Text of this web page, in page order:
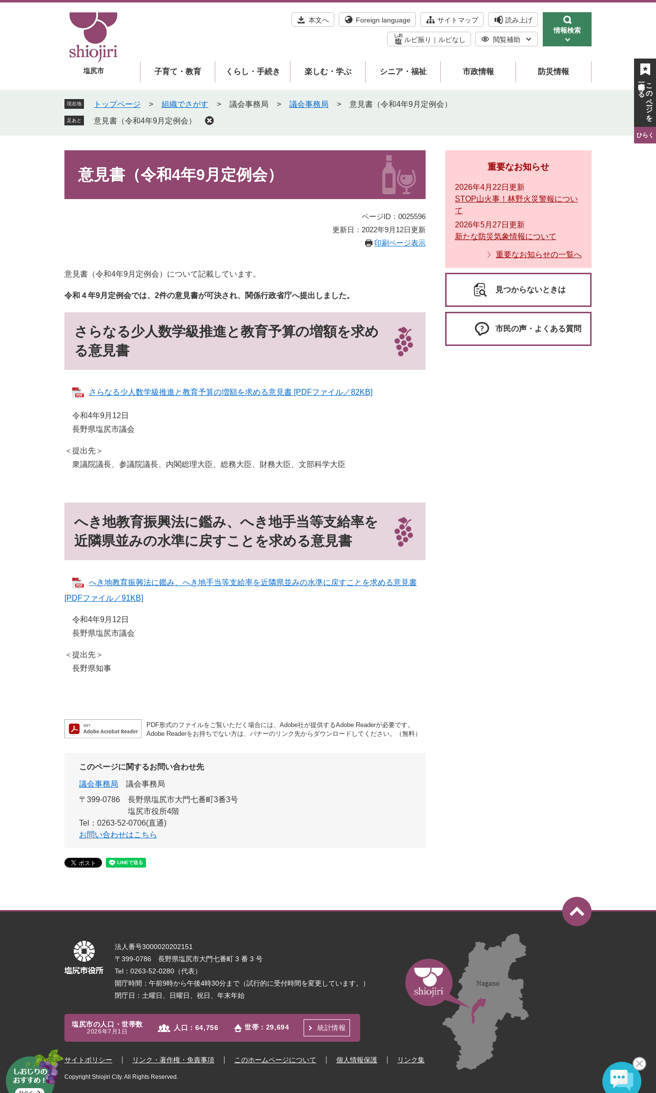
塩尻市
本文へ Foreign language サイトマップ 読み上げ
ルビ振り ルビなし 閲覧補助
情報検索
子育て・教育 くらし・手続き 楽しむ・学ぶ シニア・福祉 市政情報 防災情報
現在地 トップページ > 組織でさがす > 議会事務局 > 議会事務局 > 意見書（令和4年9月定例会）
足あと 意見書（令和4年9月定例会）
意見書（令和4年9月定例会）
ページID：0025596
更新日：2022年9月12日更新
印刷ページ表示
意見書（令和4年9月定例会）について記載しています。
令和４年9月定例会では、2件の意見書が可決され、関係行政省庁へ提出しました。
さらなる少人数学級推進と教育予算の増額を求め
る意見書
さらなる少人数学級推進と教育予算の増額を求める意見書 [PDFファイル／82KB]
令和4年9月12日
長野県塩尻市議会
＜提出先＞
衆議院議長、参議院議長、内閣総理大臣、総務大臣、財務大臣、文部科学大臣
へき地教育振興法に鑑み、へき地手当等支給率を
近隣県並みの水準に戻すことを求める意見書
へき地教育振興法に鑑み、へき地手当等支給率を近隣県並みの水準に戻すことを求める意見書
[PDFファイル／91KB]
令和4年9月12日
長野県塩尻市議会
＜提出先＞
長野県知事
PDF形式のファイルをご覧いただく場合には、Adobe社が提供するAdobe Readerが必要です。
Adobe Readerをお持ちでない方は、バナーのリンク先からダウンロードしてください。（無料）
このページに関するお問い合わせ先
議会事務局
議会事務局
〒399-0786
長野県塩尻市大門七番町3番3号
塩尻市役所4階
Tel：0263-52-0706(直通)
お問い合わせはこちら
重要なお知らせ
2026年4月22日更新
STOP山火事！林野火災警報につい
て
2026年5月27日更新
新たな防災気象情報について
重要なお知らせの一覧へ
見つからないときは
市民の声・よくある質問
法人番号3000020202151
〒399-0786 長野県塩尻市大門七番町 3 番 3 号
Tel：0263-52-0280（代表）
開庁時間：午前9時から午後4時30分まで（試行的に受付時間を変更しています。）
閉庁日：土曜日、日曜日、祝日、年末年始
塩尻市の人口・世帯数
2026年7月1日 人口： 64,756 世帯： 29,694 統計情報
サイトポリシー リンク・著作権・免責事項 このホームページについて 個人情報保護 リンク集
Copyright Shiojiri City. All Rights Reserved.
し
このページを
一時保存する
ひらく